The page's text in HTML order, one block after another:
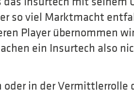
so viel Marktmacht
Player übernommen
ein Insurtech also
oder in der